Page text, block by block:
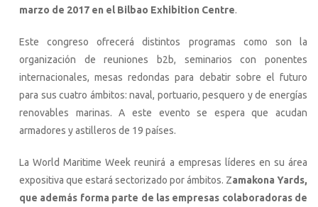
marzo de 2017 en el Bilbao Exhibition Centre.
Este congreso ofrecerá distintos programas como son la
organización de reuniones b2b, seminarios con ponentes
internacionales, mesas redondas para debatir sobre el futuro
para sus cuatro ámbitos: naval, portuario, pesquero y de energías
renovables marinas. A este evento se espera que acudan
armadores y astilleros de 19 países.
La World Maritime Week reunirá a empresas líderes en su área
expositiva que estará sectorizado por ámbitos. Zamakona Yards,
que además forma parte de las empresas colaboradoras de